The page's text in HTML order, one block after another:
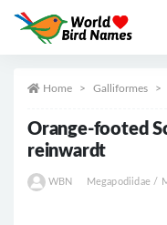
Home Galliformes
Orange-footed
reinwardt
WBN Megapodiidae /